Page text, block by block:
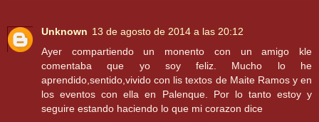
Unknown 13 de agosto de 2014 a las 20:12
Ayer compartiendo un monento con un amigo kle
comentaba que yo soy feliz. Mucho lo he
aprendido,sentido,vivido con lis textos de Maite Ramos y en
los eventos con ella en Palenque. Por lo tanto estoy y
seguire estando haciendo lo que mi corazon dice